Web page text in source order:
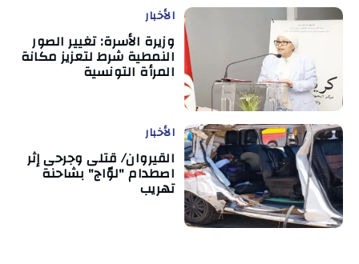
الأخبار
وزيرة الأسرة: تغيير الصور
النمطية شرط لتعزيز مكانة
المرأة التونسية
الأخبار
القيروان/ قتلى وجرحى إثر
اصطدام "لوّاج" بشاحنة
تهريب